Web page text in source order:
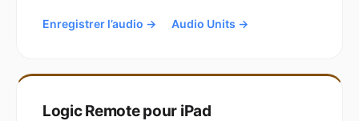
Enregistrer l’audio → Audio Units →
Logic Remote pour iPad